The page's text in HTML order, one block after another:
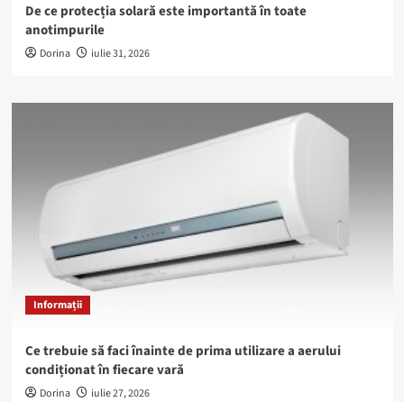
De ce protecția solară este importantă în toate
anotimpurile
Dorina iulie 31, 2026
Informații
Ce trebuie să faci înainte de prima utilizare a aerului
condiționat în fiecare vară
Dorina iulie 27, 2026